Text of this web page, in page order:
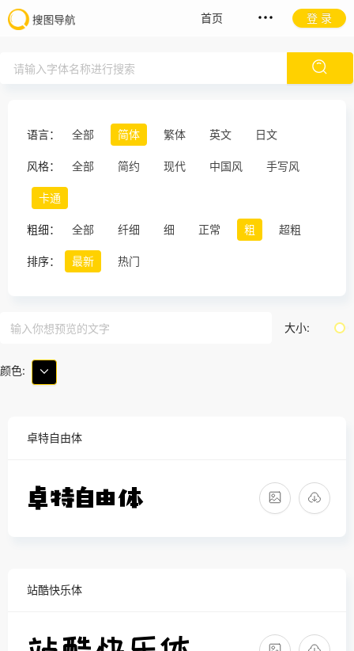
首页 登 录
语言： 全部 简体 繁体 英文 日文
风格： 全部 简约 现代 中国风 手写风
卡通
粗细： 全部 纤细 细 正常 粗 超粗
排序： 最新 热门
大小:
颜色:
卓特自由体
站酷快乐体